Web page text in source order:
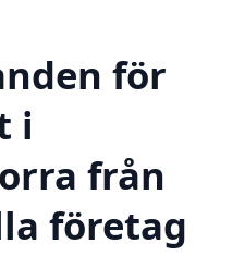
för
i
från
företag